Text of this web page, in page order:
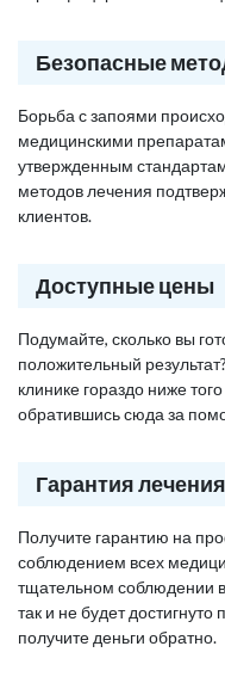
Безопасные
Борьба с запоями
медицинскими
утвержденным
методов лечения
клиентов.
Доступные цены
Подумайте, сколько вы
положительный
клинике гораздо ниже
обратившись сюда за
Гарантия лечения
Получите гарантию на
соблюдением всех
тщательном соблюдении
так и не будет
получите деньги обратно.